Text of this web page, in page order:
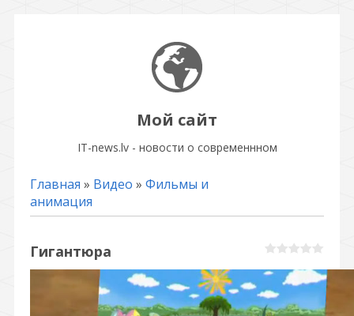
Мой сайт
IT-news.lv - новости о современнном
Главная » Видео » Фильмы и
анимация
Гигантюра